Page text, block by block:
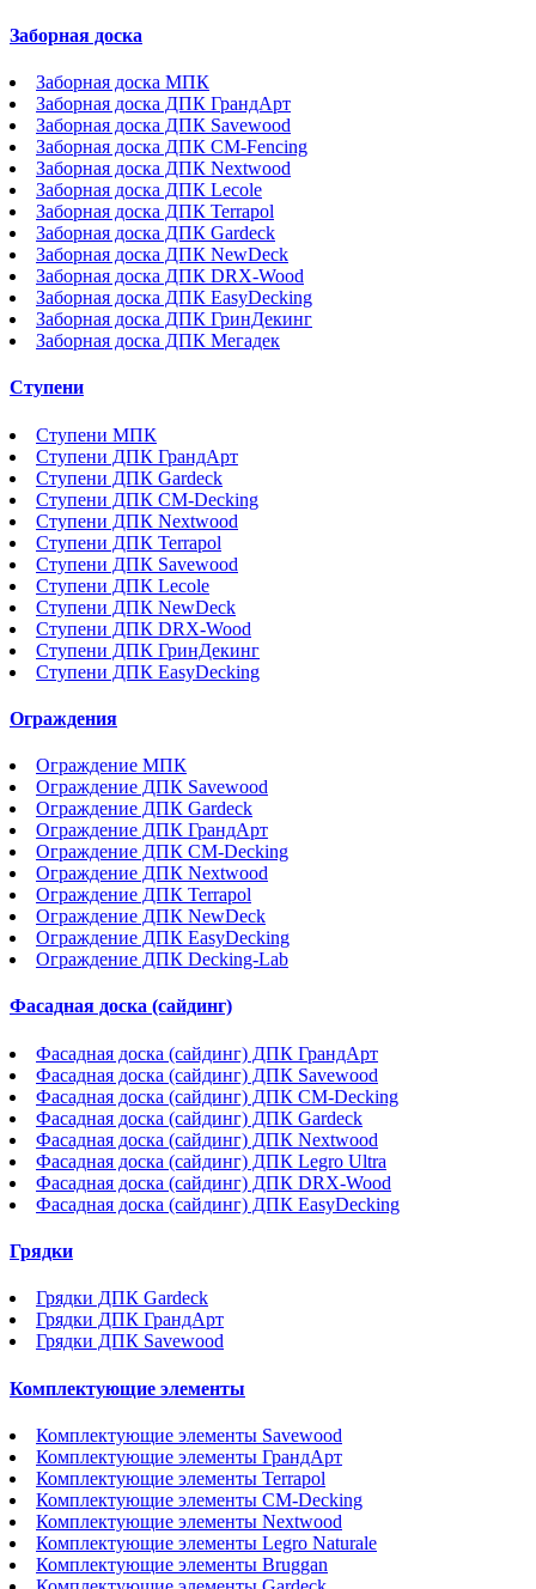
Заборная доска
Заборная доска МПК
Заборная доска ДПК ГрандАрт
Заборная доска ДПК Savewood
Заборная доска ДПК CM-Fencing
Заборная доска ДПК Nextwood
Заборная доска ДПК Lecole
Заборная доска ДПК Terrapol
Заборная доска ДПК Gardeck
Заборная доска ДПК NewDeck
Заборная доска ДПК DRX-Wood
Заборная доска ДПК EasyDecking
Заборная доска ДПК ГринДекинг
Заборная доска ДПК Мегадек
Ступени
Ступени МПК
Ступени ДПК ГрандАрт
Ступени ДПК Gardeck
Ступени ДПК CM-Decking
Ступени ДПК Nextwood
Ступени ДПК Terrapol
Ступени ДПК Savewood
Ступени ДПК Lecole
Ступени ДПК NewDeck
Ступени ДПК DRX-Wood
Ступени ДПК ГринДекинг
Ступени ДПК EasyDecking
Ограждения
Ограждение МПК
Ограждение ДПК Savewood
Ограждение ДПК Gardeck
Ограждение ДПК ГрандАрт
Ограждение ДПК CM-Decking
Ограждение ДПК Nextwood
Ограждение ДПК Terrapol
Ограждение ДПК NewDeck
Ограждение ДПК EasyDecking
Ограждение ДПК Decking-Lab
Фасадная доска (сайдинг)
Фасадная доска (сайдинг) ДПК ГрандАрт
Фасадная доска (сайдинг) ДПК Savewood
Фасадная доска (сайдинг) ДПК CM-Decking
Фасадная доска (сайдинг) ДПК Gardeck
Фасадная доска (сайдинг) ДПК Nextwood
Фасадная доска (сайдинг) ДПК Legro Ultra
Фасадная доска (сайдинг) ДПК DRX-Wood
Фасадная доска (сайдинг) ДПК EasyDecking
Грядки
Грядки ДПК Gardeck
Грядки ДПК ГрандАрт
Грядки ДПК Savewood
Комплектующие элементы
Комплектующие элементы Savewood
Комплектующие элементы ГрандАрт
Комплектующие элементы Terrapol
Комплектующие элементы CM-Decking
Комплектующие элементы Nextwood
Комплектующие элементы Legro Naturale
Комплектующие элементы Bruggan